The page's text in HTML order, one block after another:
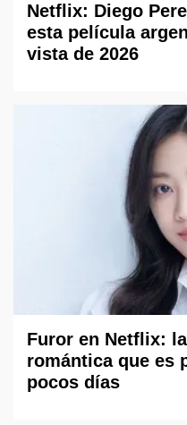
Netflix: Diego
esta película
vista de 2026
Furor en Netflix:
romántica que es
pocos días